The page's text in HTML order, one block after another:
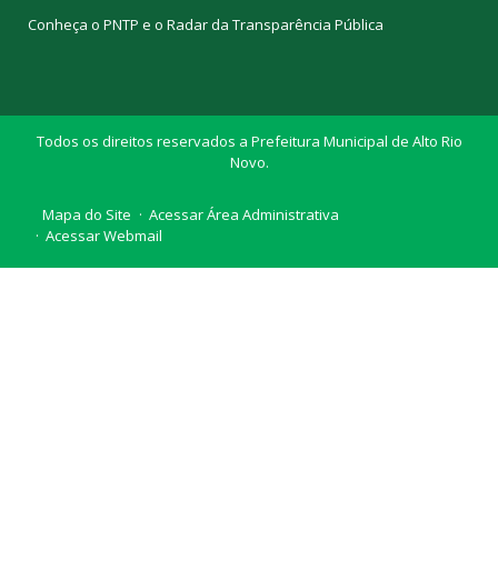
Conheça o PNTP e o Radar da Transparência Pública
Todos os direitos reservados a Prefeitura Municipal de Alto Rio
Novo.
Mapa do Site
Acessar Área Administrativa
Acessar Webmail